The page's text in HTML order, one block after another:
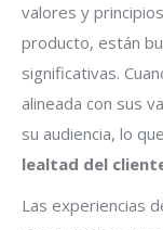
valores y
producto, están
significativas.
alineada con sus
su audiencia, lo
lealtad del
Las experiencias